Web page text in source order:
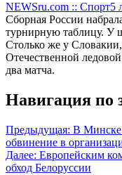
NEWSru.com :: Спорт5
Сборная России
турнирную таблицу. У
Столько же у Словакии,
Отечественной
два матча.
Навигация по
Предыдущая: В Минске
обвинение в
Далее: Европейским
обход Белоруссии